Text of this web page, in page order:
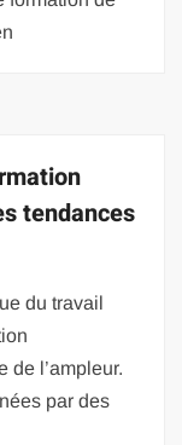
tendances
du travail
de l’ampleur.
par des